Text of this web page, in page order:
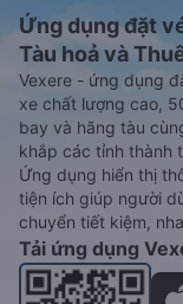
Ứng dụng đặt
Tàu hoả và
Vexere - ứng dụng
xe chất lượng cao,
bay và hãng tàu
khắp các tỉnh thành
Ứng dụng hiển thị
tiện ích giúp người
chuyển tiết kiệm,
Tải ứng dụng